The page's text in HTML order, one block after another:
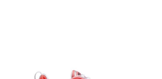
64,95 €.60,45 €.